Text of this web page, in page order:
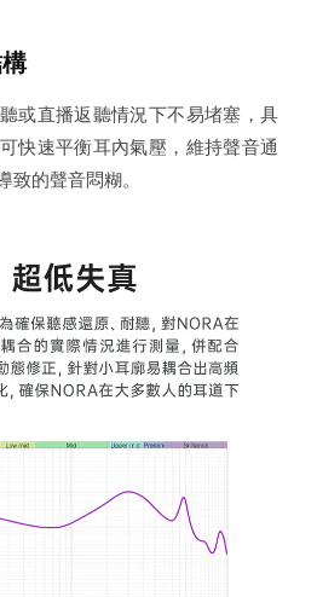
或直播返聽情況下不易堵塞，具
快速平衡耳內氣壓，維持聲音通
致的聲音悶糊。